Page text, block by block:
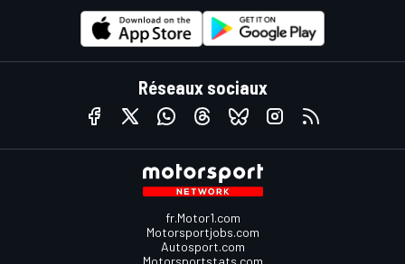
Réseaux sociaux
fr.Motor1.com
Motorsportjobs.com
Autosport.com
Motorsportstats.com